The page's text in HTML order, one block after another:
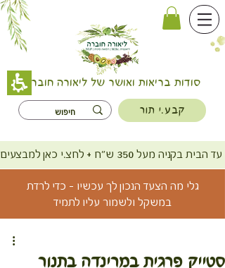
סודות בריאות ואושר של ליאורה חוברה
קבע.י תור
ש"ח + לחצ.י כאן למבצעים
גלי מה הצעד הנכון לך עכשיו - כדי לרדת
במשקל ולשמור עליו לתמיד
סטייק פרגית במרינדה בתנור